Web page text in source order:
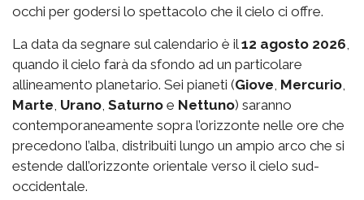
occhi per godersi lo spettacolo che il cielo ci offre.
La data da segnare sul calendario è il 12 agosto 2026
quando il cielo farà da sfondo ad un particolare
allineamento planetario. Sei pianeti (Giove Mercurio
Marte Urano Saturno e Nettuno) saranno
contemporaneamente sopra l’orizzonte nelle ore che
precedono l’alba, distribuiti lungo un ampio arco che si
estende dall’orizzonte orientale verso il cielo sud-
occidentale.